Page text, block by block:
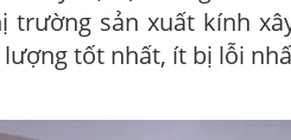
trường sản xuất kính
tốt nhất, ít bị lỗi